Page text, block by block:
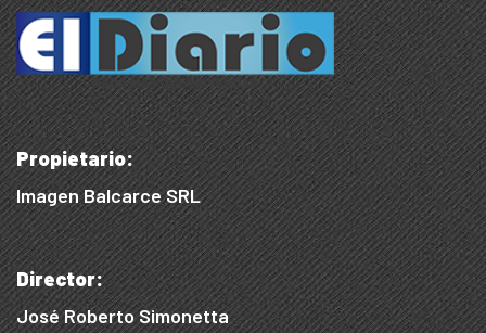
Propietario:
Imagen Balcarce SRL
Director:
José Roberto Simonetta